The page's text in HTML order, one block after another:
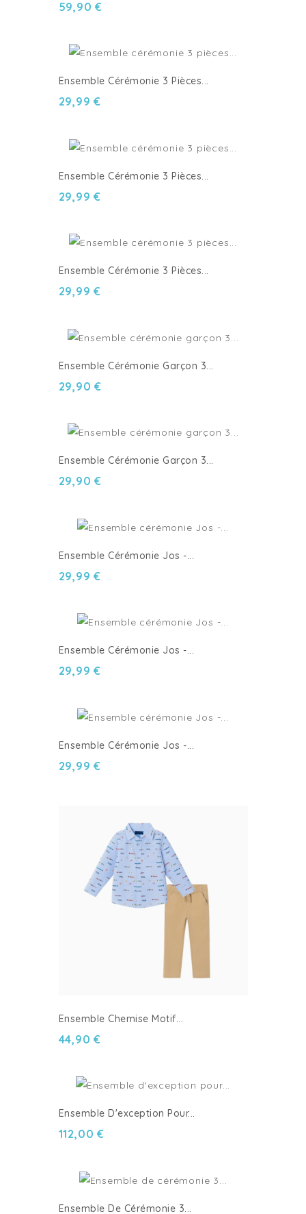
59,90 €
Ensemble Cérémonie 3 Pièces...
29,99 €
Ensemble Cérémonie 3 Pièces...
29,99 €
Ensemble Cérémonie 3 Pièces...
29,99 €
Ensemble Cérémonie Garçon 3...
29,90 €
Ensemble Cérémonie Garçon 3...
29,90 €
Ensemble Cérémonie Jos -...
29,99 €
Ensemble Cérémonie Jos -...
29,99 €
Ensemble Cérémonie Jos -...
29,99 €
Ensemble Chemise Motif...
44,90 €
Ensemble D'exception Pour...
112,00 €
Ensemble De Cérémonie 3...